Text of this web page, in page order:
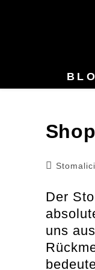
Beitrags-
Der
uns